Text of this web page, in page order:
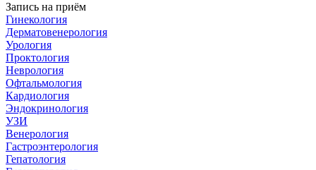
Запись на приём
Гинекология
Дерматовенерология
Урология
Проктология
Неврология
Офтальмология
Кардиология
Эндокринология
УЗИ
Венерология
Гастроэнтерология
Гепатология